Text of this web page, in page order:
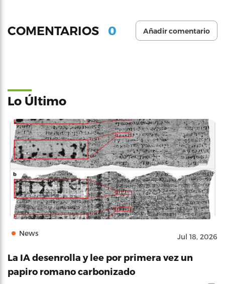
COMENTARIOS 0 Añadir comentario
Lo Último
News Jul 18, 2026
La IA desenrolla y lee por primera vez un
papiro romano carbonizado